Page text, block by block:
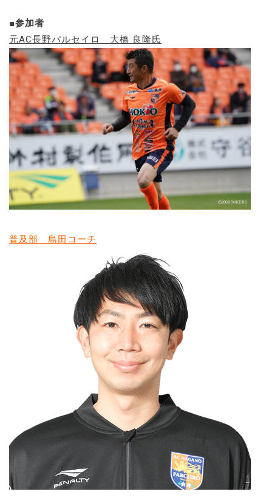
■参加者
元AC長野パルセイロ 大橋 良隆氏
普及部 島田コーチ